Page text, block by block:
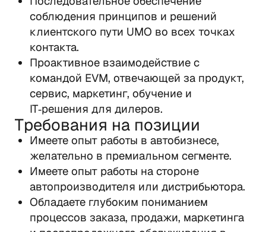
соблюдения принципов и решений
клиентского пути UMO во всех точках
контакта.
Проактивное взаимодействие с
командой EVM, отвечающей за продукт,
сервис, маркетинг, обучение и
IT‑решения для дилеров.
Требования на позиции
Имеете опыт работы в автобизнесе,
желательно в премиальном сегменте.
Имеете опыт работы на стороне
автопроизводителя или дистрибьютора.
Обладаете глубоким пониманием
процессов заказа, продажи, маркетинга